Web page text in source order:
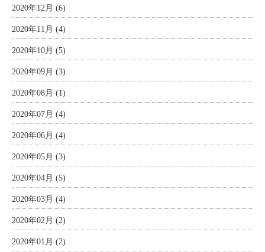
2020年12月 (6)
2020年11月 (4)
2020年10月 (5)
2020年09月 (3)
2020年08月 (1)
2020年07月 (4)
2020年06月 (4)
2020年05月 (3)
2020年04月 (5)
2020年03月 (4)
2020年02月 (2)
2020年01月 (2)